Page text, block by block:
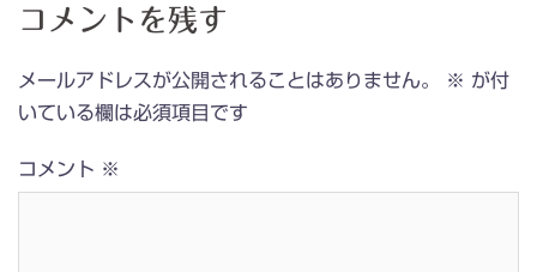
コメントを残す
メールアドレスが公開されることはありません。 ※ が付
いている欄は必須項目です
コメント ※